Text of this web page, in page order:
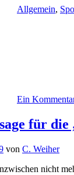
Allgemein,
Ein
für die
von C. Weiher
nicht